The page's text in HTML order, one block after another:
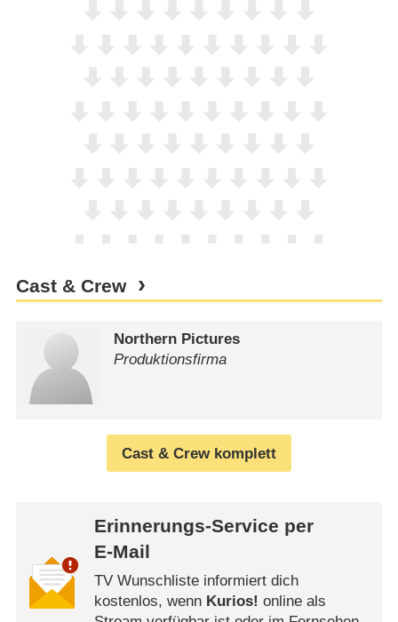
Cast & Crew
Northern Pictures
Produktionsfirma
Cast & Crew komplett
Erinnerungs-Service per
E-Mail
TV Wunschliste informiert dich
kostenlos, wenn Kurios! online als